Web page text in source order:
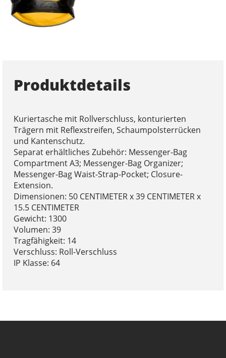
Produktdetails
Kuriertasche mit Rollverschluss, konturierten
Trägern mit Reflexstreifen, Schaumpolsterrücken
und Kantenschutz.
Separat erhältliches Zubehör: Messenger-Bag
Compartment A3; Messenger-Bag Organizer;
Messenger-Bag Waist-Strap-Pocket; Closure-
Extension.
Dimensionen: 50 CENTIMETER x 39 CENTIMETER x
15.5 CENTIMETER
Gewicht: 1300
Volumen: 39
Tragfähigkeit: 14
Verschluss: Roll-Verschluss
IP Klasse: 64